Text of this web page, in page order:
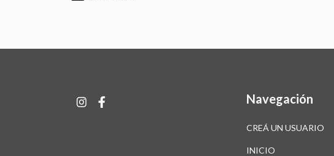
Navegación
CREÁ UN USUARIO
INICIO